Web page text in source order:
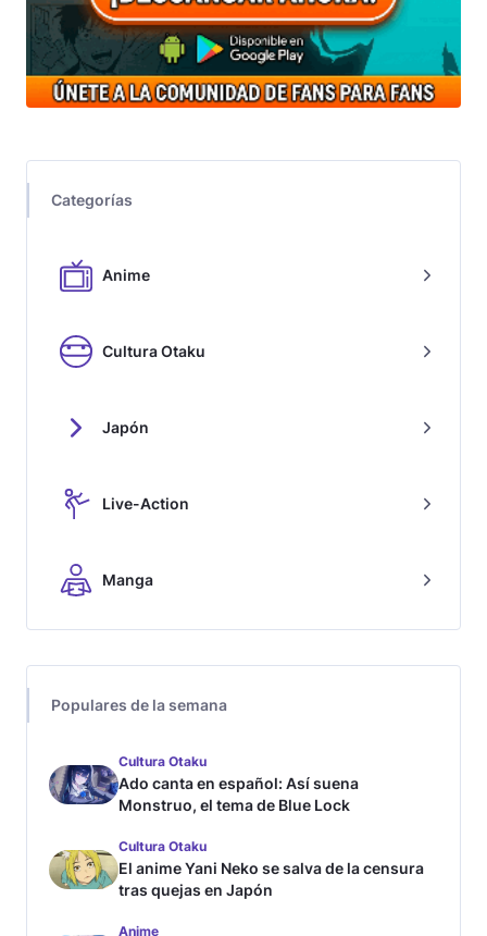
Categorías
Anime
Cultura Otaku
Japón
Live-Action
Manga
Populares de la semana
Cultura Otaku
Ado canta en español: Así suena
Monstruo, el tema de Blue Lock
Cultura Otaku
El anime Yani Neko se salva de la censura
tras quejas en Japón
Anime